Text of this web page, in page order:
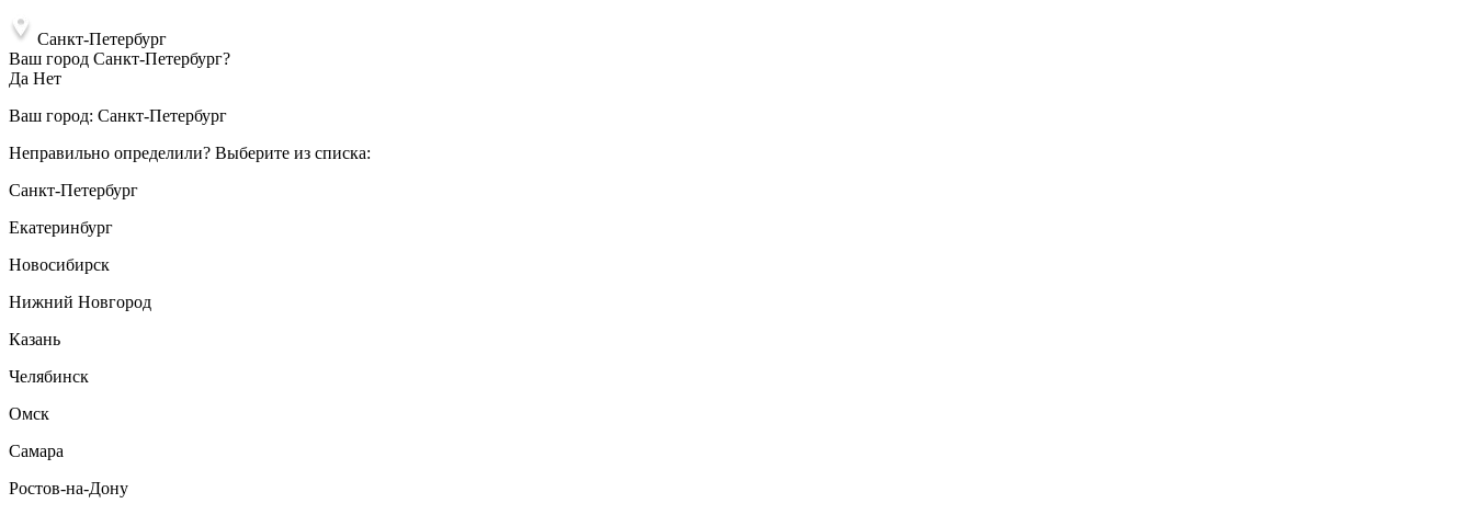
Санкт-Петербург
Ваш город Санкт-Петербург?
Да Нет
Ваш город: Санкт-Петербург
Неправильно определили? Выберите из списка:
Санкт-Петербург
Екатеринбург
Новосибирск
Нижний Новгород
Казань
Челябинск
Омск
Самара
Ростов-на-Дону